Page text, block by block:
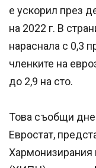
е ускорил през
на 2022 г. В
нараснала с 0,3
членките на
до 2,9 на сто.
Това съобщи
Евростат,
Хармонизирания